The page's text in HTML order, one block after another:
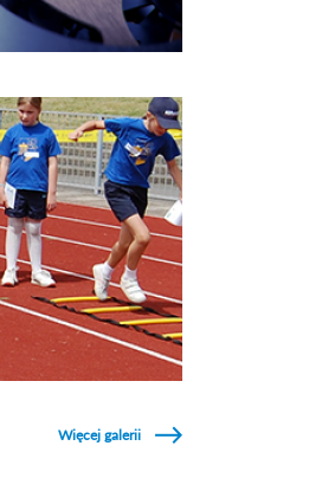
Więcej galerii